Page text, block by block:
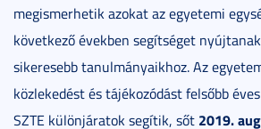
megismerhetik azokat az egyetemi
következő években segítséget
sikeresebb tanulmányaikhoz. Az
közlekedést és tájékozódást felsőbb
SZTE különjáratok segítik, sőt 2019.